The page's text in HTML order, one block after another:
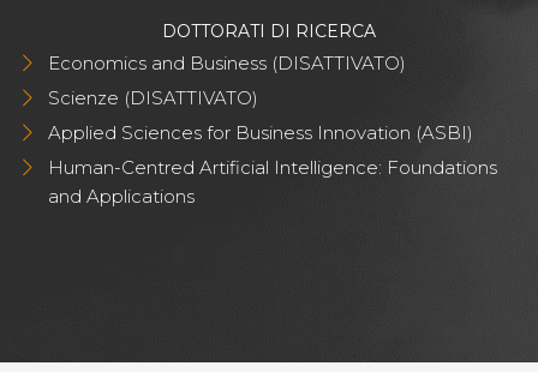
DOTTORATI DI RICERCA
Economics and Business (DISATTIVATO)
Scienze (DISATTIVATO)
Applied Sciences for Business Innovation (ASBI)
Human-Centred Artificial Intelligence: Foundations
and Applications